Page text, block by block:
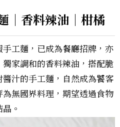
｜香料辣油｜柑橘
工麵，已成為餐廳招牌，亦
家調和的香料辣油，搭配脆
汁的手工麵，自然成為饕客
無國界料理，期望透過食物
。